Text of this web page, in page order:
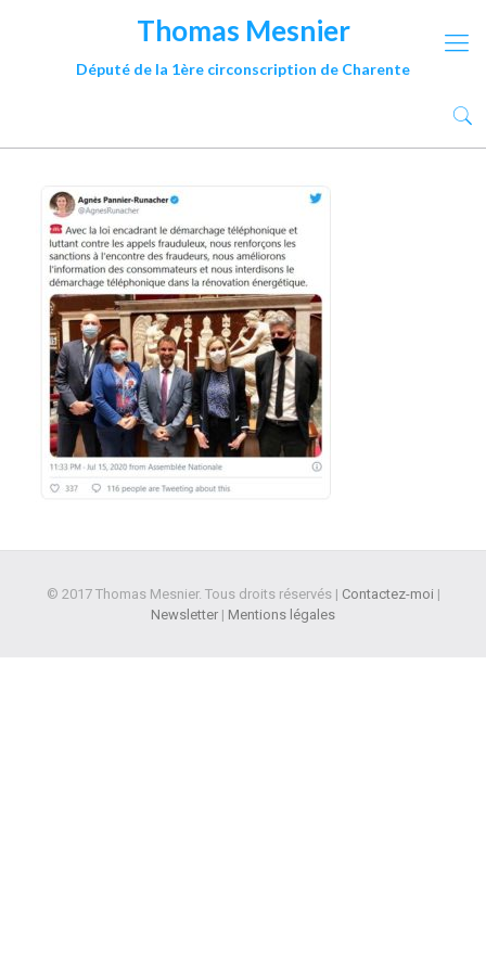
Thomas Mesnier
Député de la 1ère circonscription de Charente
© 2017 Thomas Mesnier. Tous droits réservés | Contactez-moi |
Newsletter | Mentions légales